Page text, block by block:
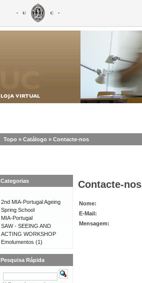
Topo » Catálogo » Contacte-nos
Contacte-nos
Nome:
E-Mail:
Mensagem:
Categorias
2nd MIA-Portugal Ageing
Spring School
MIA-Portugal
SAW - SEEING AND
ACTING WORKSHOP
Emolumentos (1)
Pesquisa Rápida